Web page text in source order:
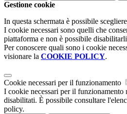
Gestione cookie
In questa schermata è possibile
I cookie necessari sono quelli che
piattaforma e non è possibile
Per conoscere quali sono i cookie
visionare la COOKIE POLICY.
Cookie necessari per il funzionamento
I cookie necessari per il funzionamento
disabilitati. È possibile consultare
policy.